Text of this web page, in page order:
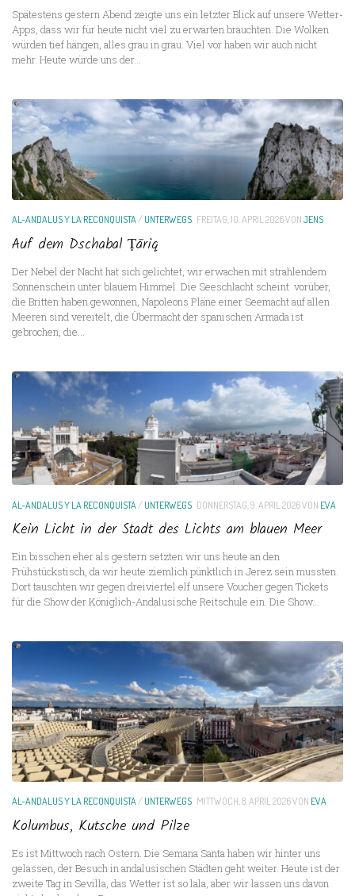
Spätestens gestern Abend zeigte uns ein letzter Blick auf unsere Wetter-
Apps, dass wir für heute nicht viel zu erwarten brauchten. Die Wolken
würden tief hängen, alles grau in grau. Viel vor haben wir auch nicht
mehr. Heute würde uns der...
AL-ANDALUS Y LA RECONQUISTA /UNTERWEGS FREITAG, 10. APRIL 2026VONJENS
Auf dem Dschabal Ṭāriq
Der Nebel der Nacht hat sich gelichtet, wir erwachen mit strahlendem
Sonnenschein unter blauem Himmel. Die Seeschlacht scheint vorüber,
die Britten haben gewonnen, Napoleons Pläne einer Seemacht auf allen
Meeren sind vereitelt, die Übermacht der spanischen Armada ist
gebrochen, die...
AL-ANDALUS Y LA RECONQUISTA /UNTERWEGS DONNERSTAG, 9. APRIL 2026VON EVA
Kein Licht in der Stadt des Lichts am blauen Meer
Ein bisschen eher als gestern setzten wir uns heute an den
Frühstückstisch, da wir heute ziemlich pünktlich in Jerez sein mussten.
Dort tauschten wir gegen dreiviertel elf unsere Voucher gegen Tickets
für die Show der Königlich-Andalusische Reitschule ein. Die Show...
AL-ANDALUS Y LA RECONQUISTA/UNTERWEGS MITTWOCH, 8. APRIL 2026VON EVA
Kolumbus, Kutsche und Pilze
Es ist Mittwoch nach Ostern. Die Semana Santa haben wir hinter uns
gelassen, der Besuch in andalusischen Städten geht weiter. Heute ist der
zweite Tag in Sevilla, das Wetter ist so lala, aber wir lassen uns davon